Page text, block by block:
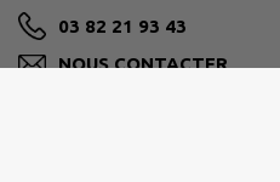
03 82 21 93 43
NOUS CONTACTER